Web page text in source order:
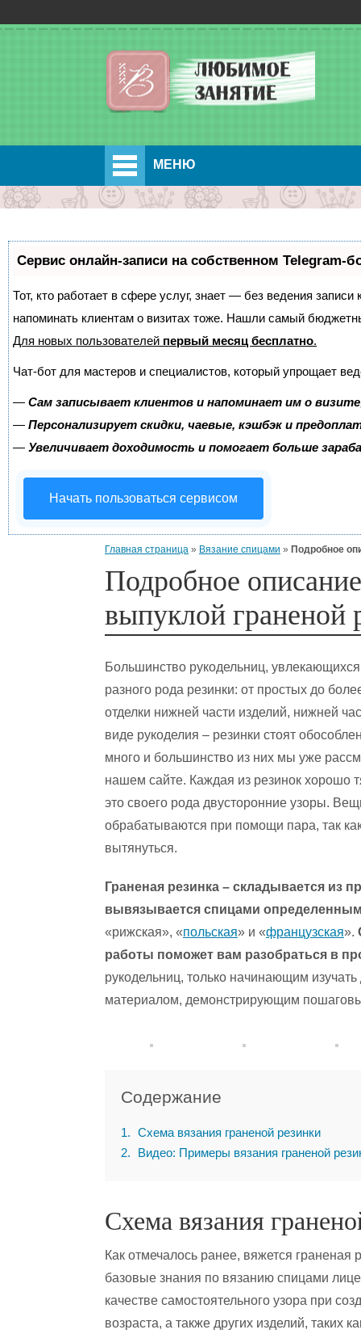
МЕНЮ
Сервис онлайн-записи на собственном Telegram-
Тот, кто работает в сфере услуг, знает — без ведения
напоминать клиентам о визитах тоже. Нашли самый
Для новых пользователей первый месяц бесплатно.
Чат-бот для мастеров и специалистов, который упрощает
— Сам записывает клиентов и напоминает им о
— Персонализирует скидки, чаевые, кэшбэк и
— Увеличивает доходимость и помогает больше
Начать пользоваться сервисом
Главная страница » Вязание спицами » Подробное
Подробное
выпуклой граненой
Большинство рукодельниц,
разного рода резинки: от простых до
отделки нижней части изделий, нижней
виде рукоделия – резинки стоят
много и большинство из них мы уже
нашем сайте. Каждая из резинок хорошо
это своего рода двусторонние узоры.
обрабатываются при помощи пара, так
вытянуться.
Граненая резинка – складывается из
вывязывается спицами
«рижская», «польская» и «французская».
работы поможет вам разобраться в
рукодельниц, только начинающим
материалом, демонстрирующим
Содержание
1
Схема вязания граненой резинки
2
Видео: Примеры вязания граненой
Схема вязания
Как отмечалось ранее, вяжется
базовые знания по вязанию спицами
качестве самостоятельного узора при
возраста, а также других изделий, таких